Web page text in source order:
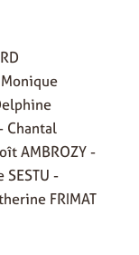
Monique
Chantal
AMBROZY -
SESTU -
FRIMAT